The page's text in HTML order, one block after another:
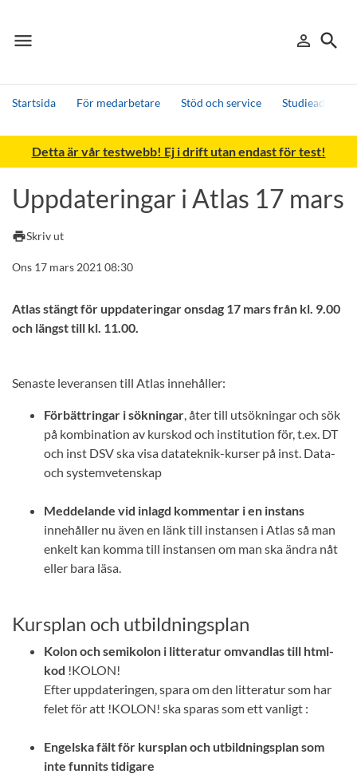
menu
Meny person_outline
Logga in
search
Sök
Startsida För medarbetare Stöd och service
Sök
Andra söktjänster
Detta är vår testwebb! Ej i drift utan endast för test!
Uppdateringar i Atlas 17 mars
printSkriv ut
Ons 17 mars 2021 08:30
Atlas stängt för uppdateringar onsdag 17 mars från kl. 9.00
och längst till kl. 11.00.
Senaste leveransen till Atlas innehåller:
Förbättringar i sökningar, åter till utsökningar och sök
på kombination av kurskod och institution för, t.ex. DT
och inst DSV ska visa datateknik-kurser på inst. Data-
och systemvetenskap
Meddelande vid inlagd kommentar i en instans
innehåller nu även en länk till instansen i Atlas så man
enkelt kan komma till instansen om man ska ändra nåt
eller bara läsa.
Kursplan och utbildningsplan
Kolon och semikolon i litteratur omvandlas till html-
kod !KOLON!
Efter uppdateringen, spara om den litteratur som har
felet för att !KOLON! ska sparas som ett vanligt :
Engelska fält för kursplan och utbildningsplan som
inte funnits tidigare